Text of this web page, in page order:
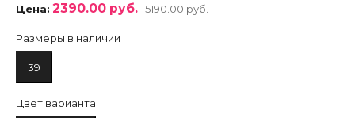
Цена: 2390.00 руб. 5190.00 руб.
Размеры в наличии
39
Цвет варианта